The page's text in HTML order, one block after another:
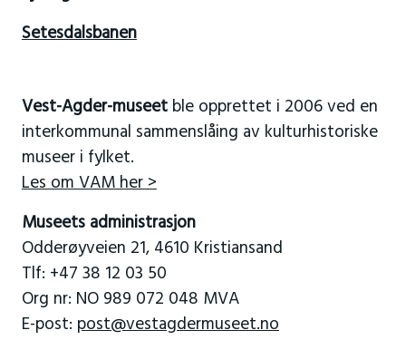
Setesdalsbanen
Vest-Agder-museetble opprettet i 2006 ved en
interkommunal sammenslåing av kulturhistoriske
museer i fylket.
Les om VAM her >
Museets administrasjon
Odderøyveien 21, 4610 Kristiansand
Tlf: +47 38 12 03 50
Org nr: NO 989 072 048 MVA
E-post: post@vestagdermuseet.no